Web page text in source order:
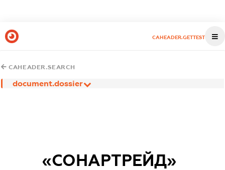
CAHEADER.GETTEST
CAHEADER.SEARCH
document.dossier
«СОНАРТРЕЙД»